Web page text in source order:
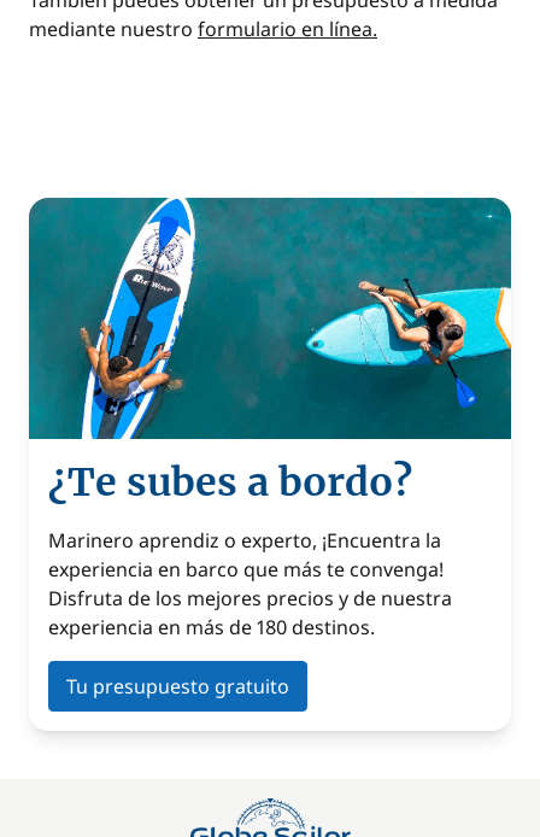
mediante nuestro formulario en línea.
¿Te subes a bordo?
Marinero aprendiz o experto, ¡Encuentra la
experiencia en barco que más te convenga!
Disfruta de los mejores precios y de nuestra
experiencia en más de 180 destinos.
Tu presupuesto gratuito